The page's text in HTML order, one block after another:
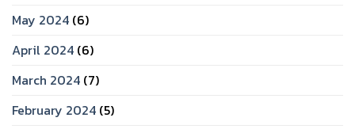
May 2024 (6)
April 2024 (6)
March 2024 (7)
February 2024 (5)